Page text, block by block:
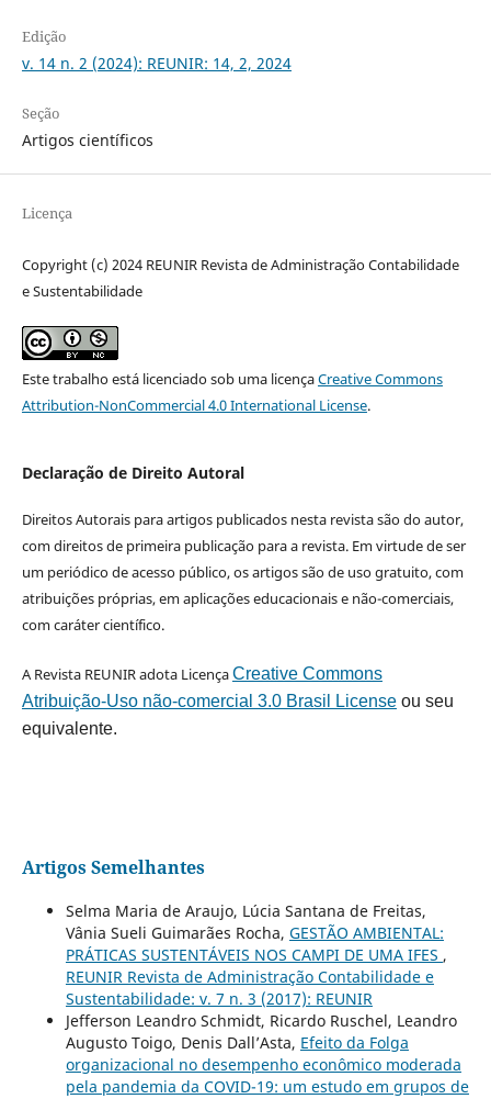
Edição
v. 14 n. 2 (2024): REUNIR: 14, 2, 2024
Seção
Artigos científicos
Licença
Copyright (c) 2024 REUNIR Revista de Administração Contabilidade
e Sustentabilidade
Este trabalho está licenciado sob uma licençaCreative Commons
Attribution-NonCommercial 4.0 International License.
Declaração de Direito Autoral
Direitos Autorais para artigos publicados nesta revista são do autor,
com direitos de primeira publicação para a revista. Em virtude de ser
um periódico de acesso público, os artigos são de uso gratuito, com
atribuições próprias, em aplicações educacionais e não-comerciais,
com caráter científico.
A Revista REUNIR adota LicençaCreative Commons
Atribuição-Uso não-comercial 3.0 Brasil Licenseou seu
equivalente.
Artigos Semelhantes
Selma Maria de Araujo, Lúcia Santana de Freitas,
Vânia Sueli Guimarães Rocha, GESTÃO AMBIENTAL:
PRÁTICAS SUSTENTÁVEIS NOS CAMPI DE UMA IFES ,
REUNIR Revista de Administração Contabilidade e
Sustentabilidade: v. 7 n. 3 (2017): REUNIR
Jefferson Leandro Schmidt, Ricardo Ruschel, Leandro
Augusto Toigo, Denis Dall’Asta, Efeito da Folga
organizacional no desempenho econômico moderada
pela pandemia da COVID-19: um estudo em grupos de